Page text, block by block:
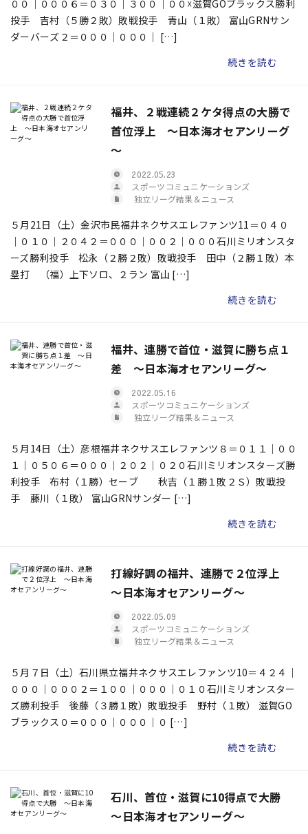
００｜０００６＝０３０｜３００｜００☓滋賀GOブラックス勝利
投手 吉村（５勝２敗）敗戦投手 青山（１敗） 富山GRNサン
ダーバーズ２＝０００｜０００｜ […]
続きを読む
福井、２戦連続２ケタ得点の大勝で
首位浮上 ～日本海オセアンリーグ
～
2022.05.23
スポーツコミュニケーションズ
独立リーグ結果＆ニュース
５月21日（土）金沢市民福井ネクサスエレファンツ11＝０４０
｜０１０｜２０４２＝０００｜００２｜０００石川ミリオンスタ
ーズ勝利投手 松永（２勝２敗）敗戦投手 田中（２勝１敗）本
塁打 （福）上下ソロ、２ラン 富山 […]
続きを読む
福井、連勝で首位・滋賀に勝ち点１
差 ～日本海オセアンリーグ～
2022.05.16
スポーツコミュニケーションズ
独立リーグ結果＆ニュース
５月14日（土）彦根福井ネクサスエレファンツ８＝０１１｜００
１｜０５０６＝０００｜２０２｜０２０石川ミリオンスターズ勝
利投手 布村（１勝）セーブ 秋吉（１勝１敗２Ｓ）敗戦投
手 藤川（１敗） 富山GRNサンダー […]
続きを読む
打線好調の福井、連勝で２位浮上
～日本海オセアンリーグ～
2022.05.09
スポーツコミュニケーションズ
独立リーグ結果＆ニュース
５月７日（土）石川県立福井ネクサスエレファンツ10＝４２４｜
０００｜０００２＝１００｜０００｜０１０石川ミリオンスター
ズ勝利投手 後藤（３勝１敗）敗戦投手 野村（１敗） 滋賀GO
ブラックス０＝０００｜０００｜０ […]
続きを読む
石川、首位・滋賀に10得点で大勝
～日本海オセアンリーグ～